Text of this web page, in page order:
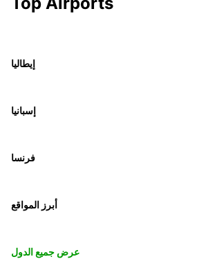
إيطاليا
إسبانيا
فرنسا
أبرز المواقع
عرض جميع الدول